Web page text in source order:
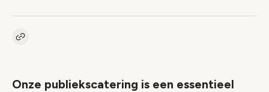
Kopieer link naar vacature
Onze publiekscatering is een essentieel